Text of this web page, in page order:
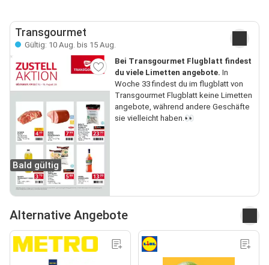
Transgourmet
Gültig: 10 Aug. bis 15 Aug.
Bald gültig
Bei Transgourmet Flugblatt findest
du viele Limetten angebote. In
Woche 33 findest du im flugblatt von
Transgourmet Flugblatt keine Limetten
angebote, während andere Geschäfte
sie vielleicht haben.👀
Alternative Angebote